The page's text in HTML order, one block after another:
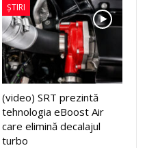
ȘTIRI
(video) SRT prezintă
tehnologia eBoost Air
care elimină decalajul
turbo